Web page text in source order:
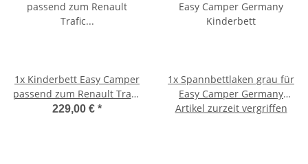
1x Kinderbett Easy Camper
passend zum Renault Trafic
2001-2014 inkl.Tasche
229,00 € *
1x Spannbettlaken grau für
Easy Camper Germany
Kinderbett
Artikel zurzeit vergriffen